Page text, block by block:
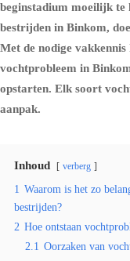
beginstadium moeilijk te
bestrijden in Binkom,
Met de nodige
vochtprobleem in
opstarten. Elk soort
aanpak.
Inhoud verberg
1 Waarom is het zo
bestrijden?
2 Hoe ontstaan
2.1 Oorzaken van